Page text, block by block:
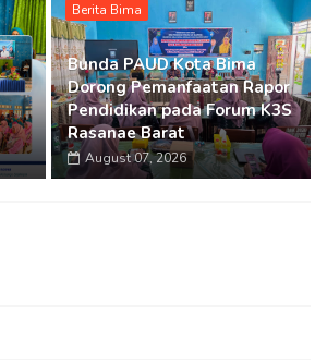
Berita Bima
Bunda PAUD Kota Bima
Dorong Pemanfaatan Rapor
Pendidikan pada Forum K3S
Rasanae Barat
August 07, 2026